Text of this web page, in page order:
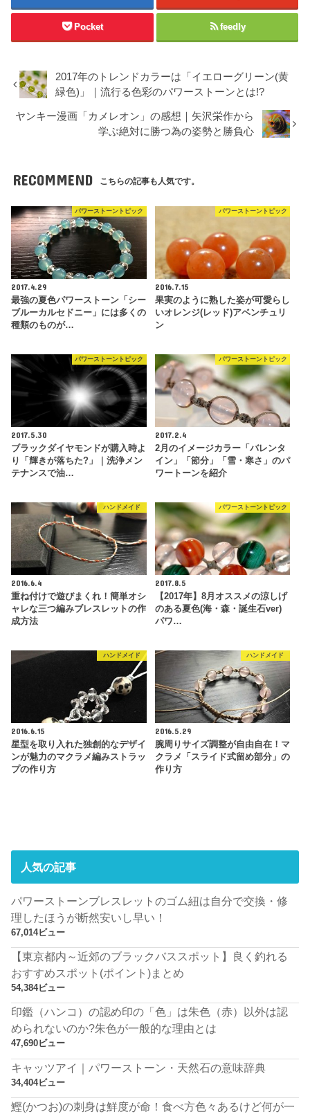
Pocket feedly
2017年のトレンドカラーは「イエローグリーン(黄
緑色)」｜流行る色彩のパワーストーンとは!?
ヤンキー漫画「カメレオン」の感想｜矢沢栄作から
学ぶ絶対に勝つ為の姿勢と勝負心
RECOMMEND こちらの記事も人気です。
パワーストーントピック
2017.4.29
最強の夏色パワーストーン「シー
ブルーカルセドニー」には多くの
種類のものが…
パワーストーントピック
2016.7.15
果実のように熟した姿が可愛らし
いオレンジ(レッド)アベンチュリ
ン
パワーストーントピック
2017.5.30
ブラックダイヤモンドが購入時よ
り「輝きが落ちた?」｜洗浄メン
テナンスで油…
パワーストーントピック
2017.2.4
2月のイメージカラー「バレンタ
イン」「節分」「雪・寒さ」のパ
ワートーンを紹介
ハンドメイド
2016.6.4
重ね付けで遊びまくれ！簡単オシ
ャレな三つ編みブレスレットの作
成方法
パワーストーントピック
2017.8.5
【2017年】8月オススメの涼しげ
のある夏色(海・森・誕生石ver)
パワ…
ハンドメイド
2016.6.15
星型を取り入れた独創的なデザイ
ンが魅力のマクラメ編みストラッ
プの作り方
ハンドメイド
2016.5.29
腕周りサイズ調整が自由自在！マ
クラメ「スライド式留め部分」の
作り方
人気の記事
パワーストーンブレスレットのゴム紐は自分で交換・修
理したほうが断然安いし早い！
67,014ビュー
【東京都内～近郊のブラックバススポット】良く釣れる
おすすめスポット(ポイント)まとめ
54,384ビュー
印鑑（ハンコ）の認め印の「色」は朱色（赤）以外は認
められないのか?朱色が一般的な理由とは
47,690ビュー
キャッツアイ｜パワーストーン・天然石の意味辞典
34,404ビュー
鰹(かつお)の刺身は鮮度が命！食べ方色々あるけど何が一